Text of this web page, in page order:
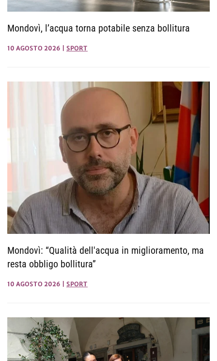
Mondovì, l’acqua torna potabile senza bollitura
10 AGOSTO 2026 SPORT
Mondovì: “Qualità dell'acqua in miglioramento, ma
resta obbligo bollitura”
10 AGOSTO 2026 SPORT